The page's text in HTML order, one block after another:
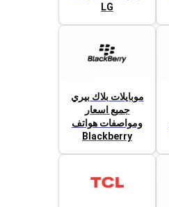
LG
موبايلات بلاك بيري
جميع اسعار
ومواصفات هواتف
Blackberry